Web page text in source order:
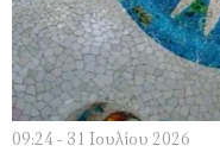
09:24 - 31 Ιουλίου 2026